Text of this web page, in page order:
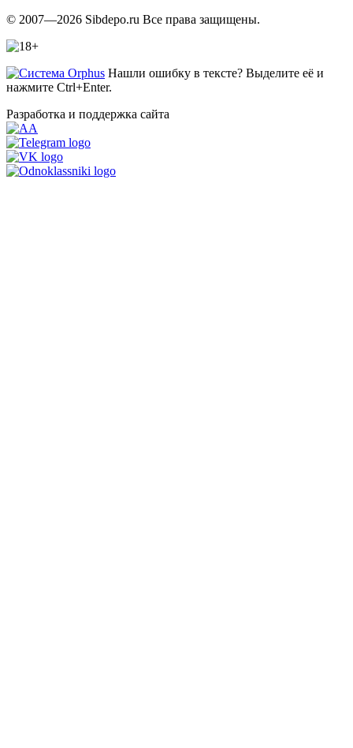
© 2007—2026 Sibdepo.ru Все права защищены.
Нашли ошибку в тексте? Выделите её и
нажмите Ctrl+Enter.
Разработка и поддержка сайта